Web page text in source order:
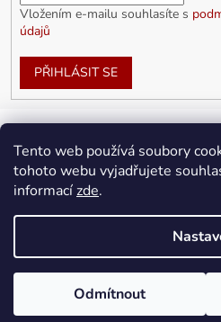
Tento web používá soubory
tohoto webu vyjadřujete
informacízde.
Odmítnout
Vložením e-mailu souhlasíte s
údajů
PŘIHLÁSIT SE
Vytvořil